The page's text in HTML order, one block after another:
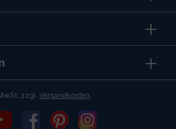
zzgl. Versandkosten.